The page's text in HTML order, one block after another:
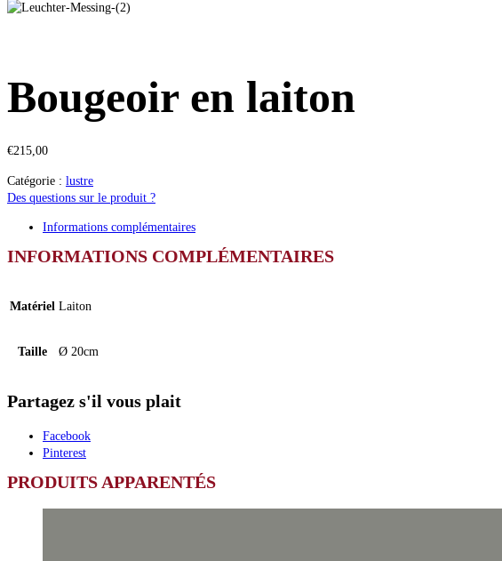
Bougeoir en laiton
€215,00
Catégorie : lustre
Des questions sur le produit ?
Informations complémentaires
INFORMATIONS COMPLÉMENTAIRES
Matériel Laiton
Taille Ø 20cm
Partagez s'il vous plait
Facebook
Pinterest
PRODUITS APPARENTÉS